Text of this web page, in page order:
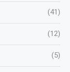
(41)
(12)
(5)